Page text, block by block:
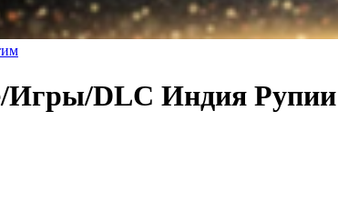
Игры/DLC Индия